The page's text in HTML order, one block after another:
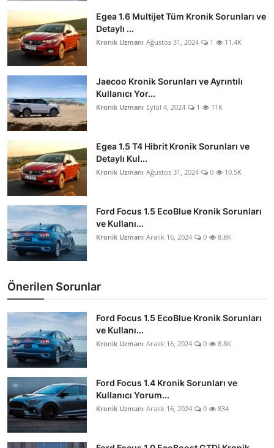
Egea 1.6 Multijet Tüm Kronik Sorunları ve
Detaylı ...
Kronik Uzmanı Ağustos 31, 2024 1 11.4K
Jaecoo Kronik Sorunları ve Ayrıntılı
Kullanıcı Yor...
Kronik Uzmanı Eylül 4, 2024 1 11K
Egea 1.5 T4 Hibrit Kronik Sorunları ve
Detaylı Kul...
Kronik Uzmanı Ağustos 31, 2024 0 10.5K
Ford Focus 1.5 EcoBlue Kronik Sorunları
ve Kullanı...
Kronik Uzmanı Aralık 16, 2024 0 8.8K
Önerilen Sorunlar
Ford Focus 1.5 EcoBlue Kronik Sorunları
ve Kullanı...
Kronik Uzmanı Aralık 16, 2024 0 8.8K
Ford Focus 1.4 Kronik Sorunları ve
Kullanıcı Yorum...
Kronik Uzmanı Aralık 16, 2024 0 834